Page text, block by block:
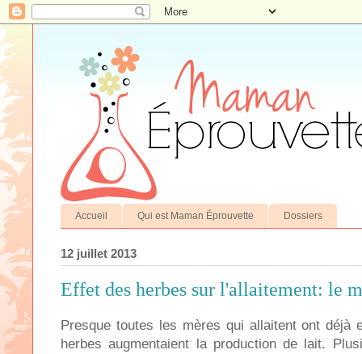
Accueil Qui est Maman Éprouvette Dossiers
12 juillet 2013
Effet des herbes sur l'allaitement: le
Presque toutes les mères qui allaitent ont déjà
herbes augmentaient la production de lait.